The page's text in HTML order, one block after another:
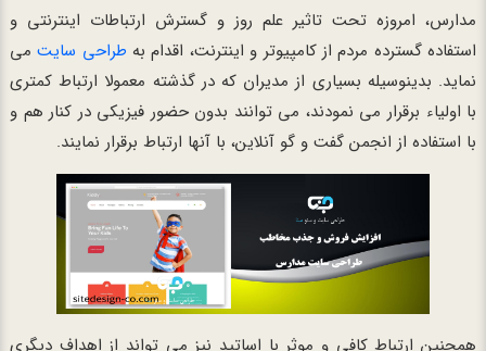
مدارس، امروزه تحت تاثیر علم روز و گسترش ارتباطات اینترنتی و
استفاده گسترده مردم از کامپیوتر و اینترنت، اقدام به طراحی سایتمی
نماید. بدینوسیله بسیاری از مدیران که در گذشته معمولا ارتباط کمتری
با اولیاء برقرار می نمودند، می توانند بدون حضور فیزیکی در کنار هم و
با استفاده از انجمن گفت و گو آنلاین، با آنها ارتباط برقرار نمایند.
همچنین ارتباط کافی و موثر با اساتید نیز می تواند از اهداف دیگری